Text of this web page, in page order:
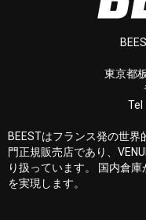
東京都
Tel
BEESTはフランス発の世
門正規販売店であり、
り扱っています。 国内倉
を実現します。